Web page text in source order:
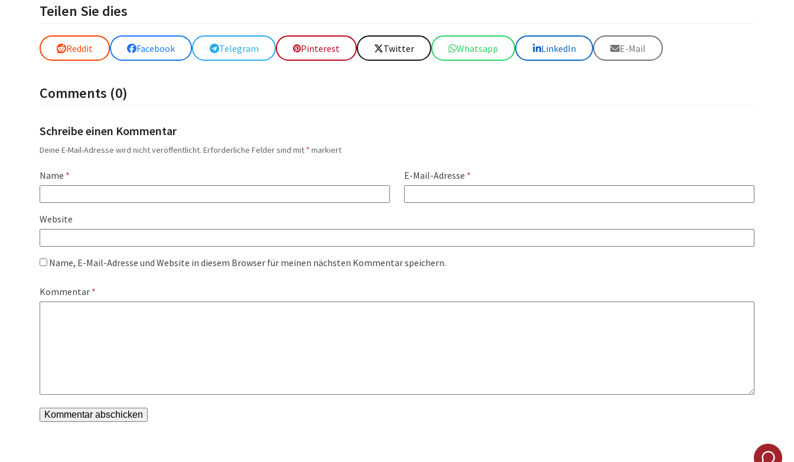
Teilen Sie dies
Reddit Facebook Telegram Pinterest Twitter Whatsapp LinkedIn E-Mail
Comments (0)
Schreibe einen Kommentar
Deine E-Mail-Adresse wird nicht veröffentlicht. Erforderliche Felder sind mit * markiert
Name * E-Mail-Adresse *
Website
Name, E-Mail-Adresse und Website in diesem Browser für meinen nächsten Kommentar speichern.
Kommentar *